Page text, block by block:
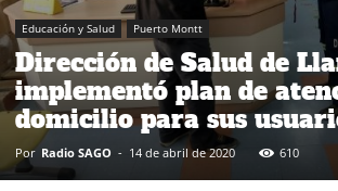
Educación y Salud Puerto Montt
Dirección de Salud de
implementó plan de
domicilio para sus
Por Radio SAGO - 14 de abril de 2020 610